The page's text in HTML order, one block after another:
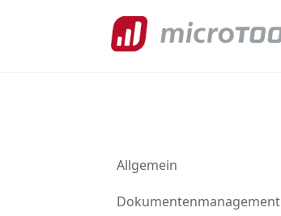
Allgemein
Dokumentenmanagement